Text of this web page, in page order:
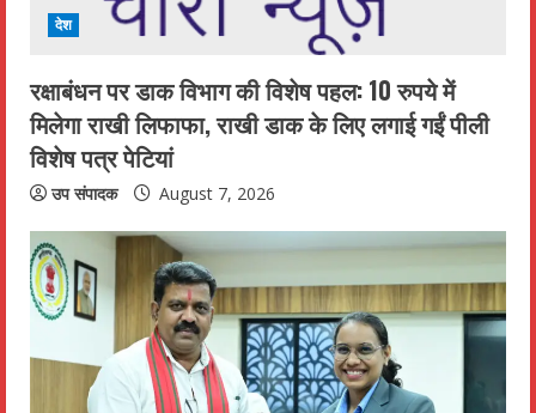
g
देश
रक्षाबंधन पर डाक विभाग की विशेष पहल: 10 रुपये में
मिलेगा राखी लिफाफा, राखी डाक के लिए लगाई गईं पीली
विशेष पत्र पेटियां
उप संपादक August 7, 2026